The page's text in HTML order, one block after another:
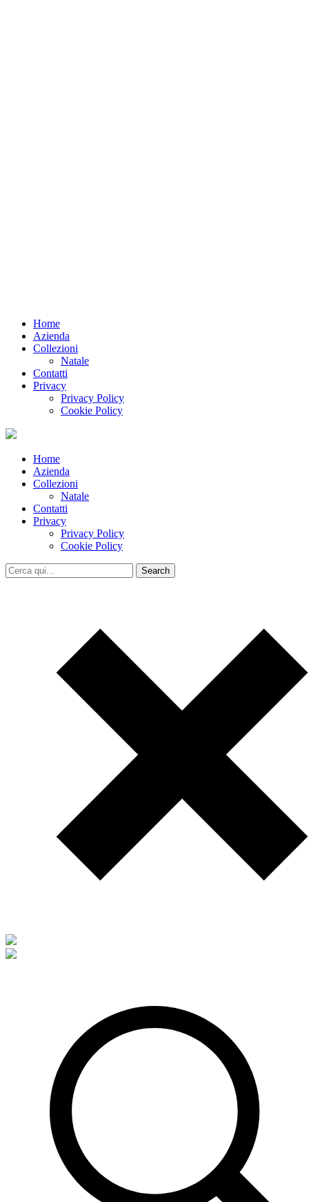
Home
Azienda
Collezioni
Natale
Contatti
Privacy
Privacy Policy
Cookie Policy
Home
Azienda
Collezioni
Natale
Contatti
Privacy
Privacy Policy
Cookie Policy